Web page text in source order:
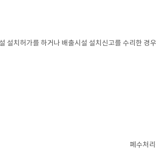
설치허가를 하거나 배출시설 설치신고를 수리한 경
폐수처